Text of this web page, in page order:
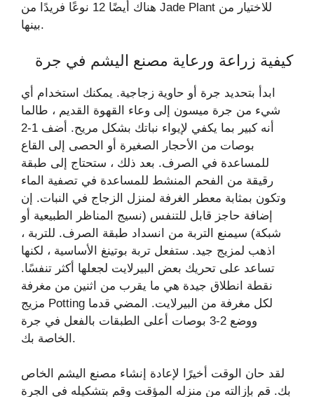
هناك أيضًا 12 نوعًا فريدًا من Jade Plant للاختيار من
بينها.
كيفية زراعة ورعاية مصنع اليشم في جرة
ابدأ بتحديد جرة أو حاوية زجاجية. يمكنك استخدام أي
شيء من جرة ميسون إلى وعاء القهوة القديم ، طالما
أنه كبير بما يكفي لإيواء نباتك بشكل مريح. أضف 1-2
بوصات من الأحجار الصغيرة أو الحصى إلى القاع
للمساعدة في الصرف. بعد ذلك ، ستحتاج إلى طبقة
رقيقة من الفحم المنشط للمساعدة في تصفية الماء
وتكون بمثابة معطر الغرفة لمنزل الزجاج في النبات. إن
إضافة حاجز قابل للتنفس (نسيج المناظر الطبيعية أو
شبكة) سيمنع التربة من انسداد طبقة الصرف. للتربة ،
اذهب لمزيج جيد. ستفعل تربة بوتينغ الأساسية ، لكنها
تساعد على تحريك بعض البيرلايت لجعلها أكثر تنفسًا.
نقطة انطلاق جيدة هي ما يقرب من اثنين من مغرفة
مزيج Potting لكل مغرفة من البيرلايت. المضي قدما
ووضع 2-3 بوصات أعلى الطبقات بالفعل في جرة
الخاصة بك.
لقد حان الوقت أخيرًا لإعادة إنشاء مصنع اليشم الخاص
بك. قم بإزالته من منزله المؤقت وقم بتشكيله في الجرة